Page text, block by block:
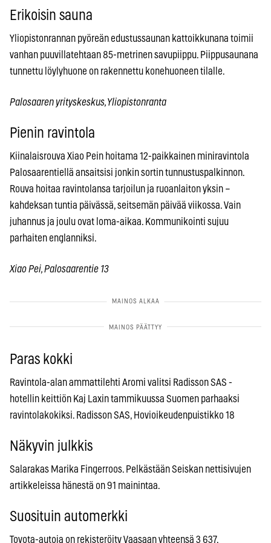
Erikoisin sauna
Yliopistonrannan pyöreän edustussaunan kattoikkunana toimii
vanhan puuvillatehtaan 85-metrinen savupiippu. Piippusaunana
tunnettu löylyhuone on rakennettu konehuoneen tilalle.
Palosaaren yrityskeskus, Yliopistonranta
Pienin ravintola
Kiinalaisrouva Xiao Pein hoitama 12-paikkainen miniravintola
Palosaarentiellä ansaitsisi jonkin sortin tunnustuspalkinnon.
Rouva hoitaa ravintolansa tarjoilun ja ruoanlaiton yksin –
kahdeksan tuntia päivässä, seitsemän päivää viikossa. Vain
juhannus ja joulu ovat loma-aikaa. Kommunikointi sujuu
parhaiten englanniksi.
Xiao Pei, Palosaarentie 13
Paras kokki
Ravintola-alan ammattilehti Aromi valitsi Radisson SAS -
hotellin keittiön Kaj Laxin tammikuussa Suomen parhaaksi
ravintolakokiksi. Radisson SAS, Hovioikeudenpuistikko 18
Näkyvin julkkis
Salarakas Marika Fingerroos. Pelkästään Seiskan nettisivujen
artikkeleissa hänestä on 91 mainintaa.
Suosituin automerkki
Toyota-autoja on rekisteröity Vaasaan yhteensä 3 637.